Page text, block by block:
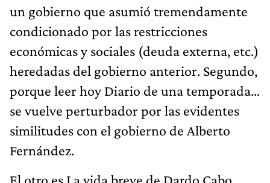
un gobierno que asumió tremendamente
condicionado por las restricciones
económicas y sociales (deuda externa, etc.)
heredadas del gobierno anterior. Segundo,
porque leer hoy Diario de una temporada…
se vuelve perturbador por las evidentes
similitudes con el gobierno de Alberto
Fernández.
El otro es La vida breve de Dardo Cabo.